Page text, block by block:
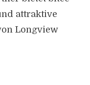
attraktive
Longview